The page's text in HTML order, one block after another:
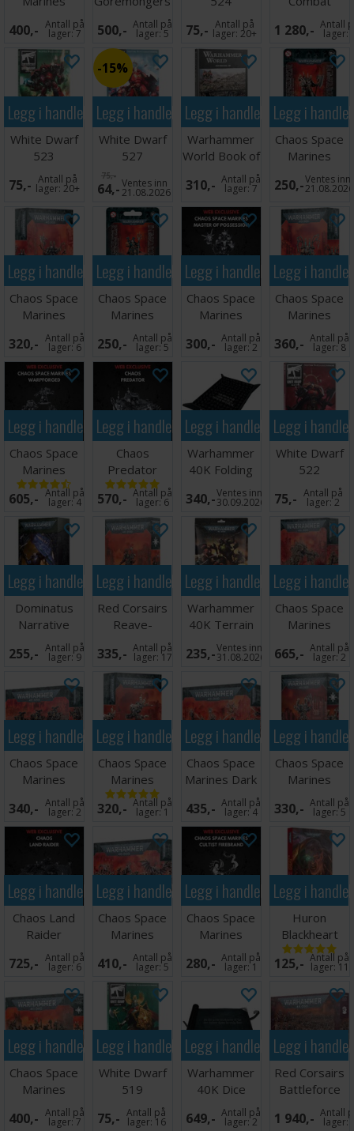
Chaos Cultists
400,- Antall på
lager:7 500,- Antall på
lager:5 75,- Antall på
lager:20+
Patrol
1 280,- Antall
lager:
Legg i handlekurven
White Dwarf
523
75,- Antall på
lager:20+
Legg i handlekurven
15%
White Dwarf
527
75,-
64,-Ventes inn
21.08.2026
Legg i handlekurven
Warhammer
World Book of
Dioramas
310,- Antall på
lager:7
Legg i
Chaos Space
Marines
Master of
Executions
250,-Ventes inn
21.08.2026
Legg i handlekurven
Chaos Space
Marines
Warpsmith
320,- Antall på
lager:6
Legg i handlekurven
Chaos Space
Marines
Sorcerer
250,- Antall på
lager:5
Legg i handlekurven
Chaos Space
Marines
Master
Possession
300,- Antall på
lager:2
Legg i
Chaos Space
Marines
Fabius Bile
360,- Antall på
lager:8
Legg i handlekurven
Chaos Space
Marines
Warpforged
Venomcra
605,- Antall på
lager:4
Legg i handlekurven
Chaos
Predator
570,- Antall på
lager:6
Legg i handlekurven
Warhammer
40K Folding
Dice Tray
340,-Ventes inn
30.09.2026
Legg i
White Dwarf
522
75,- Antall på
lager:2
Legg i handlekurven
Dominatus
Narrative
Campaign
Deck
255,- Antall på
lager:9
Legg i handlekurven
Red Corsairs
Reave-
Captain
335,- Antall på
lager: 17
Legg i handlekurven
Warhammer
40K Terrain
Area Set
235,-Ventes inn
31.08.2026
Legg i
Chaos Space
Marines
Heldrake
665,- Antall på
lager:2
Legg i handlekurven
Chaos Space
Marines
Chaos Bikers
340,- Antall på
lager:2
Legg i handlekurven
Chaos Space
Marines
Haarken
Worldclaimer
320,- Antall på
lager:1
Legg i handlekurven
Chaos Space
Marines Dark
Commune
435,- Antall på
lager:4
Legg i
Chaos Space
Marines
Chaos Lord
Jump Pack
330,- Antall på
lager:5
Legg i handlekurven
Chaos Land
Raider
725,- Antall på
lager:6
Legg i handlekurven
Chaos Space
Marines
Accursed
Cultists
410,- Antall på
lager:5
Legg i handlekurven
Chaos Space
Marines
Cultist
Firebrand
280,- Antall på
lager:1
Legg i
Huron
Blackheart
(Paperback)
125,- Antall på
lager: 11
Legg i handlekurven
Chaos Space
Marines
Traitor
Guardsmen
400,- Antall på
lager:7
Legg i handlekurven
White Dwarf
519
75,- Antall på
lager: 16
Legg i handlekurven
Warhammer
40K Dice
Scroll
649,- Antall på
lager:2
Legg i
Red Corsairs
Battleforce
1 940,- Antall
lager: